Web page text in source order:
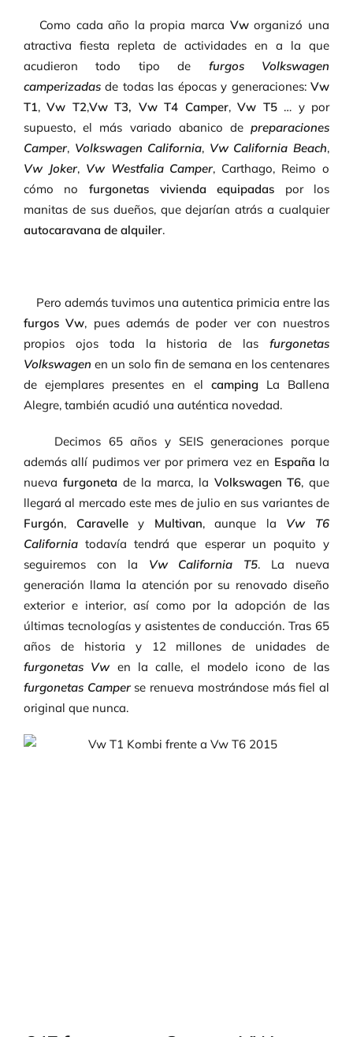
Como cada año la propia marca Vworganizó una
atractiva fiesta repleta de actividades en a la que
acudieron todo tipo de furgos Volkswagen
camperizadasde todas las épocas y generaciones:Vw
T1,Vw T2,Vw T3, Vw T4 Camper,Vw T5… y por
supuesto, el más variado abanico depreparaciones
Camper, Volkswagen California, Vw California Beach,
Vw Joker, Vw Westfalia Camper, Carthago, Reimo o
cómo no furgonetas vivienda equipadas por los
manitas de sus dueños, que dejarían atrás a cualquier
autocaravana de alquiler.
Pero además tuvimos una autentica primicia entre las
furgos Vw, pues además de poder ver con nuestros
propios ojos toda la historia de las furgonetas
Volkswagen en un solo fin de semana en los centenares
de ejemplares presentes en el camping La Ballena
Alegre, también acudió una auténtica novedad.
Decimos 65 años y SEIS generaciones porque
además allí pudimos ver por primera vez en España la
nueva furgoneta de la marca, la Volkswagen T6, que
llegará al mercado este mes de julio en sus variantes de
Furgón, Caravelley Multivan, aunque la Vw T6
Californiatodavía tendrá que esperar un poquito y
seguiremos con la Vw California T5. La nueva
generación llama la atención por su renovado diseño
exterior e interior, así como por la adopción de las
últimas tecnologías y asistentes de conducción. Tras 65
años de historia y 12 millones de unidades de
furgonetas Vwen la calle, el modelo icono de las
furgonetas Camperse renueva mostrándose más fiel al
original que nunca.